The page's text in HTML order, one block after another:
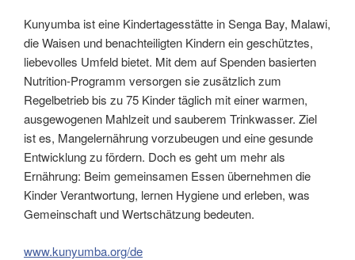
Kunyumba ist eine Kindertagesstätte in Senga Bay, Malawi,
die Waisen und benachteiligten Kindern ein geschütztes,
liebevolles Umfeld bietet. Mit dem auf Spenden basierten
Nutrition-Programm versorgen sie zusätzlich zum
Regelbetrieb bis zu 75 Kinder täglich mit einer warmen,
ausgewogenen Mahlzeit und sauberem Trinkwasser. Ziel
ist es, Mangelernährung vorzubeugen und eine gesunde
Entwicklung zu fördern. Doch es geht um mehr als
Ernährung: Beim gemeinsamen Essen übernehmen die
Kinder Verantwortung, lernen Hygiene und erleben, was
Gemeinschaft und Wertschätzung bedeuten.
www.kunyumba.org/de